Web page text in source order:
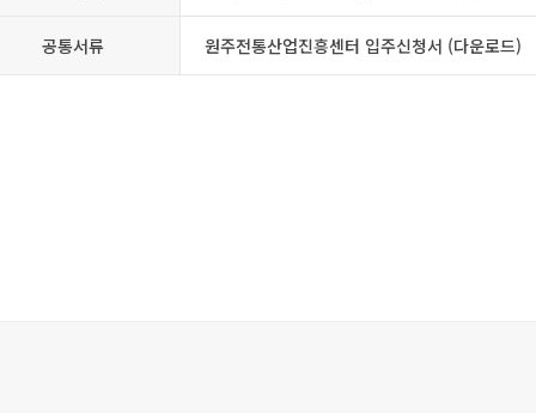
공통서류 원주전통산업진흥센터 입주신청서 (다운로드)